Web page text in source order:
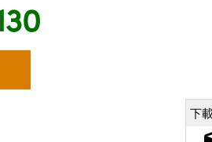
to adjust the quantity.
下